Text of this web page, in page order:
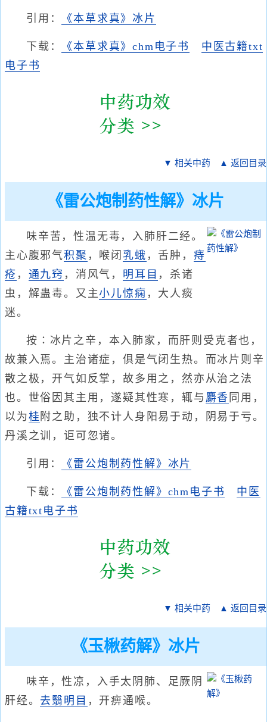
引用： 《本草求真》冰片
下载： 《本草求真》chm电子书
中医古籍txt
电子书
▼ 相关中药 ▲ 返回目录
《雷公炮制药性解》冰片
味辛苦，性温无毒，入肺肝二经。
主心腹邪气积聚 ，喉闭乳蛾 ，舌肿， 痔
疮 ， 通九窍 ，消风气， 明耳目 ，杀诸
虫，解蛊毒。又主小儿惊痫 ，大人痰
迷。
按∶冰片之辛，本入肺家，而肝则受克者也，
故兼入焉。主治诸症，俱是气闭生热。而冰片则辛
散之极，开气如反掌，故多用之，然亦从治之法
也。世俗因其主用，遂疑其性寒，辄与 麝香 同用，
以为桂 附之助，独不计人身阳易于动，阴易于亏。
丹溪之训，讵可忽诸。
引用： 《雷公炮制药性解》冰片
下载： 《雷公炮制药性解》chm电子书
中医
古籍txt电子书
▼ 相关中药 ▲ 返回目录
《玉楸药解》冰片
味辛，性凉，入手太阴肺、足厥阴
肝经。 去翳明目 ，开痹通喉。